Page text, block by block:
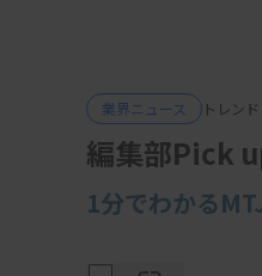
業界ニュース トレンド
編集部Pick
1分でわかる